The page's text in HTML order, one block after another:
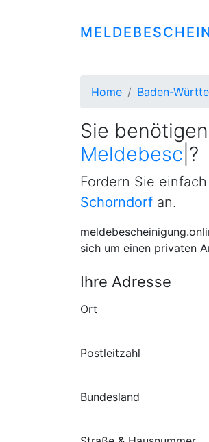
Home Baden-
Sie
Fordern Sie
Schorndorf an.
sich um einen privaten
Ihre Adresse
Ort
Postleitzahl
Bundesland